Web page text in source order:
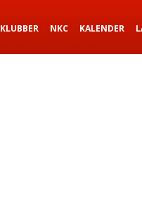
KLUBBER NKC KALENDER